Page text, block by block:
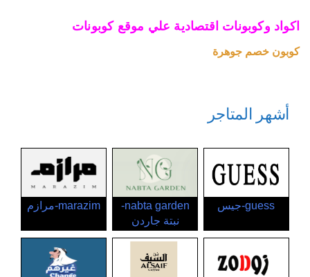
اكواد وكوبونات اقتصادية علي موقع كوبونات
كوبون خصم جوهرة
أشهر المتاجر
guess-جيس
nabta garden-
نبتة جاردن
marazim-مرازم